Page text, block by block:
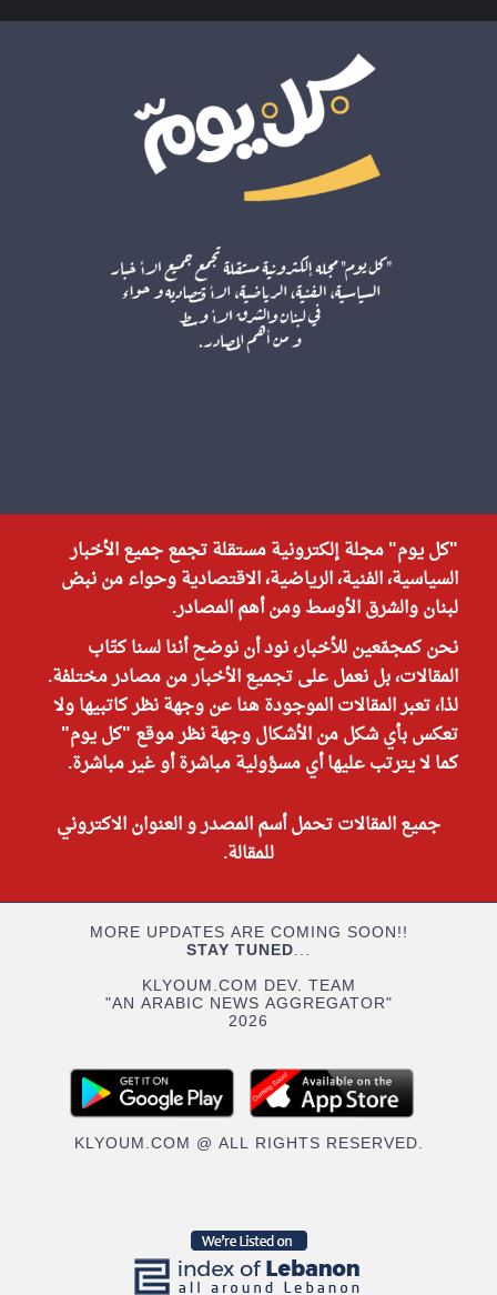
"كل يوم" مجلة إلكترونية مستقلة تجمع جميع الأخبار
السياسية، الفنية، الرياضية، الاقتصادية وحواء من نبض
لبنان والشرق الأوسط ومن أهم المصادر.
نحن كمجمّعين للأخبار، نود أن نوضح أننا لسنا كتّاب
المقالات، بل نعمل على تجميع الأخبار من مصادر مختلفة.
لذا، تعبر المقالات الموجودة هنا عن وجهة نظر كاتبيها ولا
تعكس بأي شكل من الأشكال وجهة نظر موقع "كل يوم"
كما لا يترتب عليها أي مسؤولية مباشرة أو غير مباشرة.
جميع المقالات تحمل أسم المصدر و العنوان الاكتروني
للمقالة.
MORE UPDATES ARE COMING SOON!!
STAY TUNED...
KLYOUM.COM DEV. TEAM
"AN ARABIC NEWS AGGREGATOR"
2026
KLYOUM.COM @ ALL RIGHTS RESERVED.